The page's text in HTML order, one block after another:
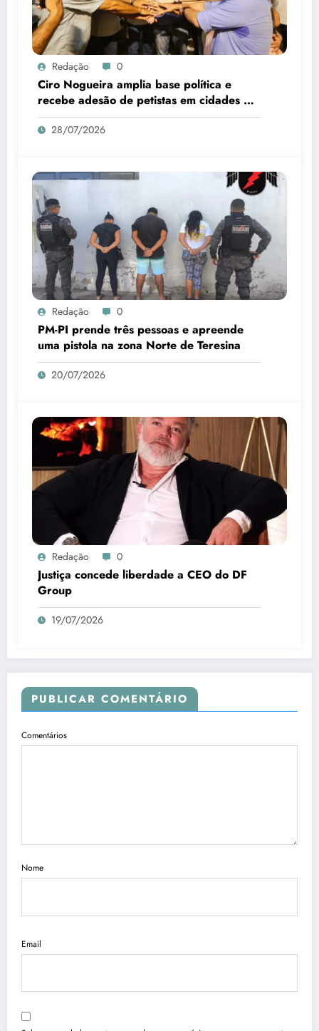
Redação 0
Ciro Nogueira amplia base política e
recebe adesão de petistas em cidades do
interior
28/07/2026
Redação 0
PM-PI prende três pessoas e apreende
uma pistola na zona Norte de Teresina
20/07/2026
Redação 0
Justiça concede liberdade a CEO do DF
Group
19/07/2026
PUBLICAR COMENTÁRIO
Comentários
Nome
Email